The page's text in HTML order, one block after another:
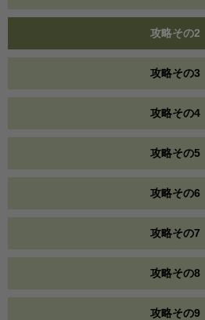
攻略その2
攻略その3
攻略その4
攻略その5
攻略その6
攻略その7
攻略その8
攻略その9